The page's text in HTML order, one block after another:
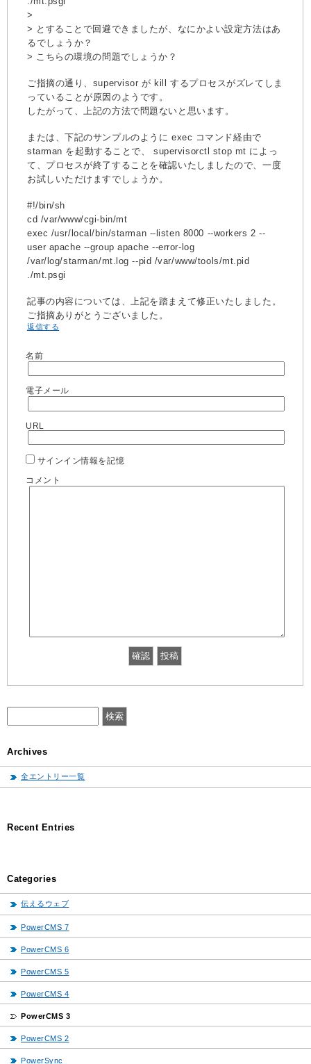
>
> とすることで回避できましたが、なにかよい設定方法はあ
るでしょうか？
> こちらの環境の問題でしょうか？
ご指摘の通り、supervisor が kill するプロセスがズレてしま
っていることが原因のようです。
したがって、上記の方法で問題ないと思います。
または、下記のサンプルのように exec コマンド経由で
starman を起動することで、 supervisorctl stop mt によっ
て、プロセスが終了することを確認いたしましたので、一度
お試しいただけますでしょうか。
#!/bin/sh
cd /var/www/cgi-bin/mt
exec /usr/local/bin/starman --listen 8000 --workers 2 --
user apache --group apache --error-log
/var/log/starman/mt.log --pid /var/www/tools/mt.pid
./mt.psgi
記事の内容については、上記を踏まえて修正いたしました。
ご指摘ありがとうございました。
返信する
名前
電子メール
URL
サインイン情報を記憶
コメント
Archives
全エントリー一覧
Recent Entries
Categories
伝えるウェブ
PowerCMS 7
PowerCMS 6
PowerCMS 5
PowerCMS 4
PowerCMS 3
PowerCMS 2
PowerSync